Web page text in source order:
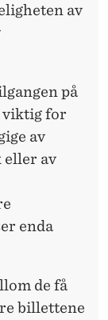
av
på
viktig for
av
eller av
enda
de få
billettene